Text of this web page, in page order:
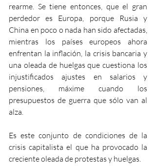
rearme. Se tiene entonces, que el gran
perdedor es Europa, porque Rusia y
China en poco o nada han sido afectadas,
mientras los países europeos ahora
enfrentan la inflación, la crisis bancaria y
una oleada de huelgas que cuestiona los
injustificados ajustes en salarios y
pensiones, máxime cuando los
presupuestos de guerra que sólo van al
alza.
Es este conjunto de condiciones de la
crisis capitalista el que ha provocado la
creciente oleada de protestas y huelgas.